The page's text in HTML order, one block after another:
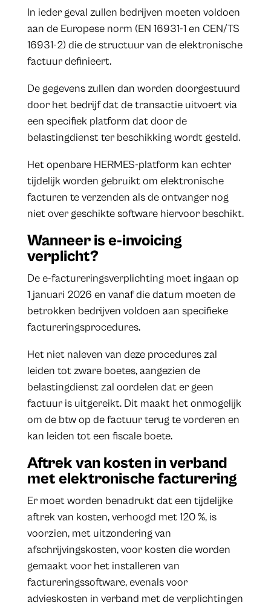
In ieder geval zullen bedrijven moeten voldoen
aan de Europese norm (EN 16931-1 en CEN/TS
16931-2) die de structuur van de elektronische
factuur definieert.
De gegevens zullen dan worden doorgestuurd
door het bedrijf dat de transactie uitvoert via
een specifiek platform dat door de
belastingdienst ter beschikking wordt gesteld.
Het openbare HERMES-platform kan echter
tijdelijk worden gebruikt om elektronische
facturen te verzenden als de ontvanger nog
niet over geschikte software hiervoor beschikt.
Wanneer is e-invoicing
verplicht?
De e-factureringsverplichting moet ingaan op
1 januari 2026 en vanaf die datum moeten de
betrokken bedrijven voldoen aan specifieke
factureringsprocedures.
Het niet naleven van deze procedures zal
leiden tot zware boetes, aangezien de
belastingdienst zal oordelen dat er geen
factuur is uitgereikt. Dit maakt het onmogelijk
om de btw op de factuur terug te vorderen en
kan leiden tot een fiscale boete.
Aftrek van kosten in verband
met elektronische facturering
Er moet worden benadrukt dat een tijdelijke
aftrek van kosten, verhoogd met 120 %, is
voorzien, met uitzondering van
afschrijvingskosten, voor kosten die worden
gemaakt voor het installeren van
factureringssoftware, evenals voor
advieskosten in verband met de verplichtingen